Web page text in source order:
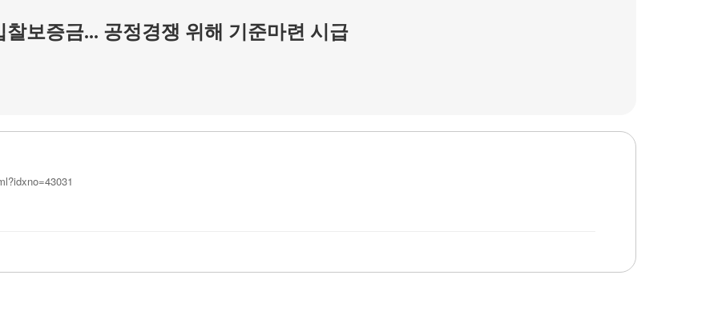
보증금... 공정경쟁 위해 기준마련 시급